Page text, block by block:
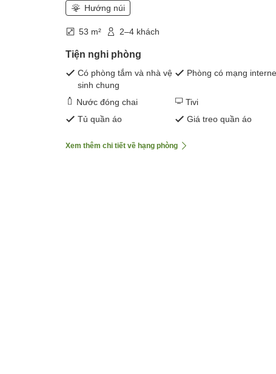
Hướng núi
53 m² 2–4 khách
Tiện nghi phòng
Có phòng tắm và nhà vệ
sinh chung
Phòng có mạng
Nước đóng chai
Tivi
Tủ quần áo
Giá treo quần áo
Xem thêm chi tiết về hạng phòng